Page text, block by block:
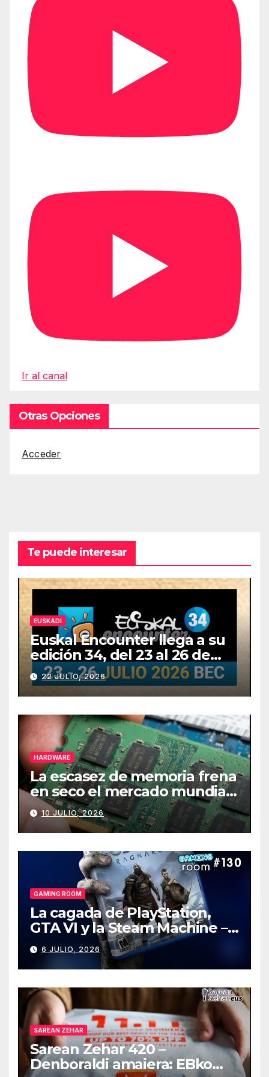
Ir al canal
Otras Opciones
Acceder
Te puede interesar
EUSKADI
Euskal Encounter llega a su
edición 34, del 23 al 26 de
julio
22 JULIO, 2026
HARDWARE
La escasez de memoria frena
en seco el mercado mundial
de PCs
10 JULIO, 2026
GAMING ROOM
La cagada de PlayStation,
GTA VI y la Steam Machine –
Gaming Room #130
6 JULIO, 2026
SAREAN ZEHAR
Sarean Zehar 420 –
Denboraldi amaiera: EBko